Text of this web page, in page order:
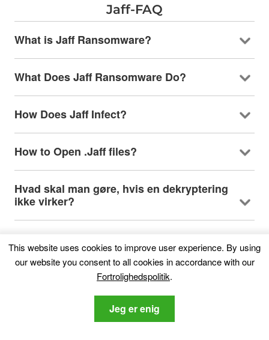
Jaff-FAQ
What is Jaff Ransomware?
What Does Jaff Ransomware Do?
How Does Jaff Infect?
How to Open .Jaff files?
Hvad skal man gøre, hvis en dekryptering
ikke virker?
How To Get Rid of Jaff Virus?
Kan jeg rapportere Ransomware til
This website uses cookies to improve user experience. By using
our website you consent to all cookies in accordance with our
Fortrolighedspolitik.
Jeg er enig